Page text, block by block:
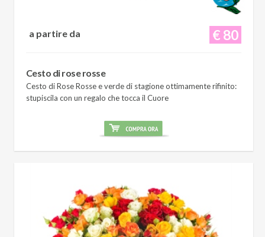
€ 80
a partire da
Cesto di rose rosse
Cesto di Rose Rosse e verde di stagione ottimamente rifinito:
stupiscila con un regalo che tocca il Cuore